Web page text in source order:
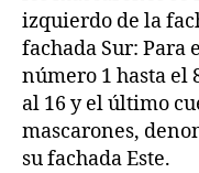
izquierdo de la
fachada Sur: Para
número 1 hasta el
al 16 y el último
mascarones,
su fachada Este.